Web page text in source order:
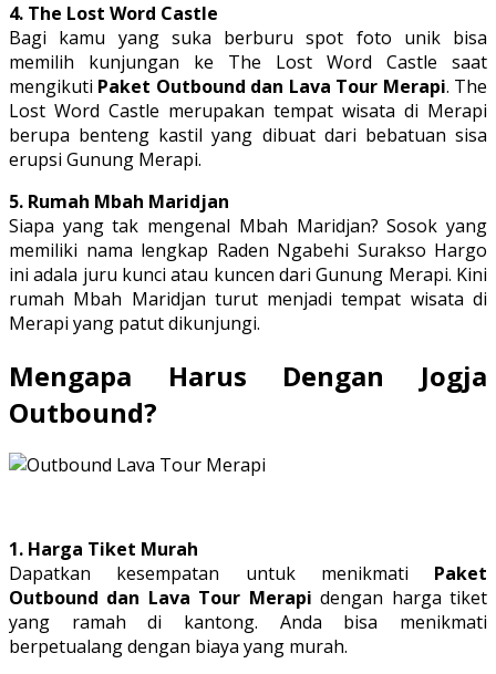
4. The Lost Word Castle
Bagi kamu yang suka berburu spot foto unik bisa
memilih kunjungan ke The Lost Word Castle saat
mengikuti Paket Outbound dan Lava Tour Merapi. The
Lost Word Castle merupakan tempat wisata di Merapi
berupa benteng kastil yang dibuat dari bebatuan sisa
erupsi Gunung Merapi.
5. Rumah Mbah Maridjan
Siapa yang tak mengenal Mbah Maridjan? Sosok yang
memiliki nama lengkap Raden Ngabehi Surakso Hargo
ini adala juru kunci atau kuncen dari Gunung Merapi. Kini
rumah Mbah Maridjan turut menjadi tempat wisata di
Merapi yang patut dikunjungi.
Mengapa Harus Dengan Jogja
Outbound?
1. Harga Tiket Murah
Dapatkan kesempatan untuk menikmati Paket
Outbound dan Lava Tour Merapi dengan harga tiket
yang ramah di kantong. Anda bisa menikmati
berpetualang dengan biaya yang murah.